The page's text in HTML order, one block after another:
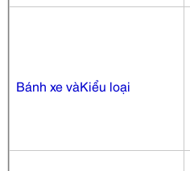
Bánh xe vàKiểu loại